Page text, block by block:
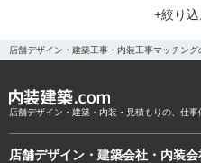
+絞り
店舗デザイン・建築工事・内装工事マッチン
店舗デザイン・建築・内装・見積もりの、仕事
店舗デザイン・建築会社・内装